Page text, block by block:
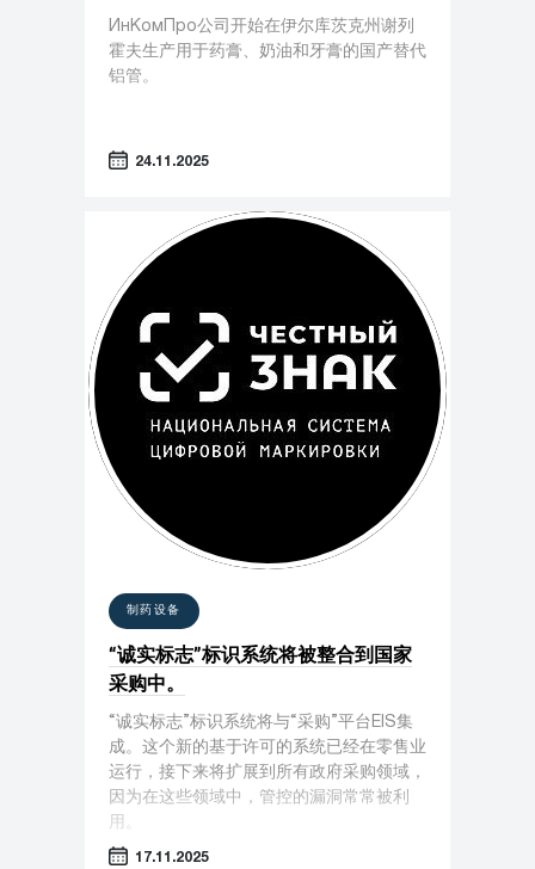
ИнКомПро公司开始在伊尔库茨克州谢列
霍夫生产用于药膏、奶油和牙膏的国产替代
铝管。
24.11.2025
制药设备
“诚实标志”标识系统将被整合到国家
采购中。
“诚实标志”标识系统将与“采购”平台EIS集
成。这个新的基于许可的系统已经在零售业
运行，接下来将扩展到所有政府采购领域，
因为在这些领域中，管控的漏洞常常被利
用。
17.11.2025